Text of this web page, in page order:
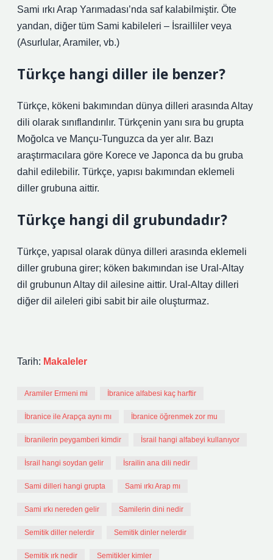
Sami ırkı Arap Yarımadası’nda saf kalabilmiştir. Öte
yandan, diğer tüm Sami kabileleri – İsrailliler veya
(Asurlular, Aramiler, vb.)
Türkçe hangi diller ile benzer?
Türkçe, kökeni bakımından dünya dilleri arasında Altay
dili olarak sınıflandırılır. Türkçenin yanı sıra bu grupta
Moğolca ve Mançu-Tunguzca da yer alır. Bazı
araştırmacılara göre Korece ve Japonca da bu gruba
dahil edilebilir. Türkçe, yapısı bakımından eklemeli
diller grubuna aittir.
Türkçe hangi dil grubundadır?
Türkçe, yapısal olarak dünya dilleri arasında eklemeli
diller grubuna girer; köken bakımından ise Ural-Altay
dil grubunun Altay dil ailesine aittir. Ural-Altay dilleri
diğer dil aileleri gibi sabit bir aile oluşturmaz.
Tarih: Makaleler
Aramiler Ermeni mi İbranice alfabesi kaç harftir
İbranice ile Arapça aynı mı İbranice öğrenmek zor mu
İbranilerin peygamberi kimdir İsrail hangi alfabeyi kullanıyor
İsrail hangi soydan gelir İsrailin ana dili nedir
Sami dilleri hangi grupta Sami ırkı Arap mı
Sami ırkı nereden gelir Samilerin dini nedir
Semitik diller nelerdir Semitik dinler nelerdir
Semitik ırk nedir Semitikler kimler